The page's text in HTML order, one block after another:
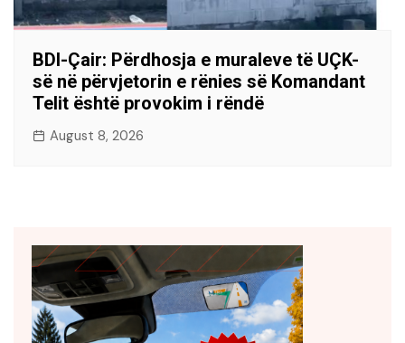
BDI-Çair: Përdhosja e muraleve të UÇK-
së në përvjetorin e rënies së Komandant
Telit është provokim i rëndë
August 8, 2026